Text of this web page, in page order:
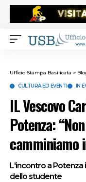
Ufficio Stampa Basilicata >
CULTURA ED EVENTI IN
IL Vescovo
Potenza:
camminiamo
L'incontro a
dello studente